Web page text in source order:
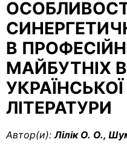
В
МАЙБУТНІХ
ЛІТЕРАТУРИ
Автор(и): Лілік О. О.,